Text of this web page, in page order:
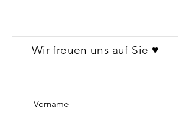
Wir freuen uns auf Sie ♥